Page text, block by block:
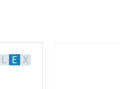
L E X